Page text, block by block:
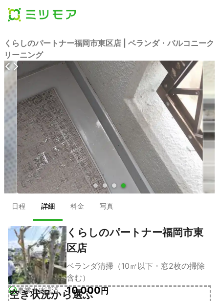
くらしのパートナー福岡市東区店 | ベランダ・バルコニーク
リーニング
● ● ● ●
日程 詳細 料金 写真
事業者確認済
くらしのパートナー福岡市東
区店
ベランダ清掃（10㎡以下・窓2枚の掃除
含む）
10,000円
空き状況から選ぶ